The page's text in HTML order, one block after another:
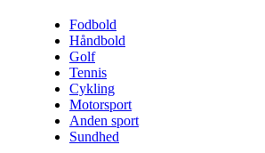
Fodbold
Håndbold
Golf
Tennis
Cykling
Motorsport
Anden sport
Sundhed